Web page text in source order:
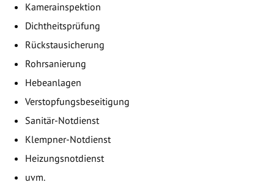
Kamerainspektion
Dichtheitsprüfung
Rückstausicherung
Rohrsanierung
Hebeanlagen
Verstopfungsbeseitigung
Sanitär-Notdienst
Klempner-Notdienst
Heizungsnotdienst
uvm.